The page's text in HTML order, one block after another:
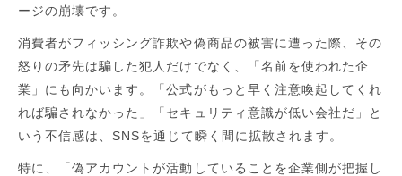
ージの崩壊です。
消費者がフィッシング詐欺や偽商品の被害に遭った際、その
怒りの矛先は騙した犯人だけでなく、「名前を使われた企
業」にも向かいます。「公式がもっと早く注意喚起してくれ
れば騙されなかった」「セキュリティ意識が低い会社だ」と
いう不信感は、SNSを通じて瞬く間に拡散されます。
特に、「偽アカウントが活動していることを企業側が把握し